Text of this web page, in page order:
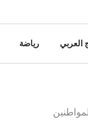
العربي رياضة